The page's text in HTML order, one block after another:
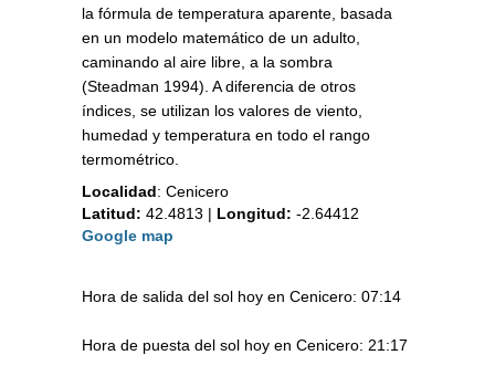
la fórmula de temperatura aparente, basada
en un modelo matemático de un adulto,
caminando al aire libre, a la sombra
(Steadman 1994). A diferencia de otros
índices, se utilizan los valores de viento,
humedad y temperatura en todo el rango
termométrico.
Localidad: Cenicero
Latitud: 42.4813 | Longitud: -2.64412
Google map
Hora de salida del sol hoy en Cenicero: 07:14
Hora de puesta del sol hoy en Cenicero: 21:17